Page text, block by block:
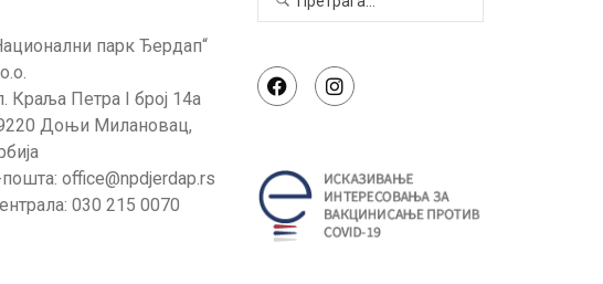
парк Ђердап“
Краља Петра I број 14а
Доњи Милановац,
office@npdjerdap.rs
030 215 0070